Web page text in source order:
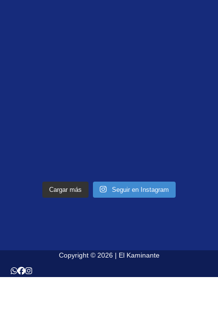
Cargar más Seguir en Instagram
Copyright © 2026 | El Kaminante